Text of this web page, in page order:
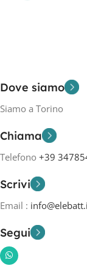
Dove siamo
Siamo a Torino
Chiama
Telefono +39
Scrivi
Email :
Segui